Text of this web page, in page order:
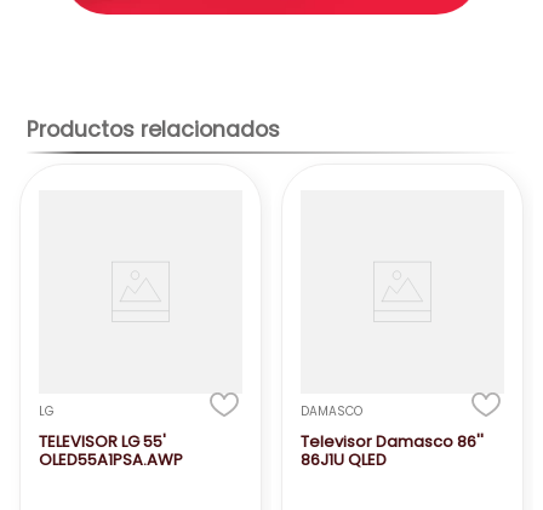
Productos relacionados
LG
TELEVISOR LG 55'
OLED55A1PSA.AWP
DAMASCO
Televisor Damasco 86''
86J1U QLED